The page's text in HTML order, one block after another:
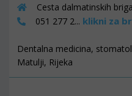
Cesta dalmatinskih
051 277 2... klikni za
Dentalna medicina,
Matulji, Rijeka